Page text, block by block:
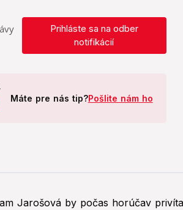
Prihláste sa na odber
notifikácií
Máte pre nás tip?Pošlite nám ho